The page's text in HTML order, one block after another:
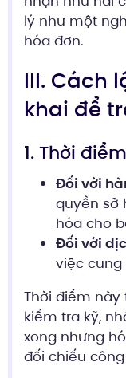
lý như một
hóa đơn.
III. Cách
khai để
1. Thời
Đối với
quyền sở
hóa cho
Đối với
việc cung
Thời điểm
kiểm tra kỹ,
xong nhưng
đối chiếu